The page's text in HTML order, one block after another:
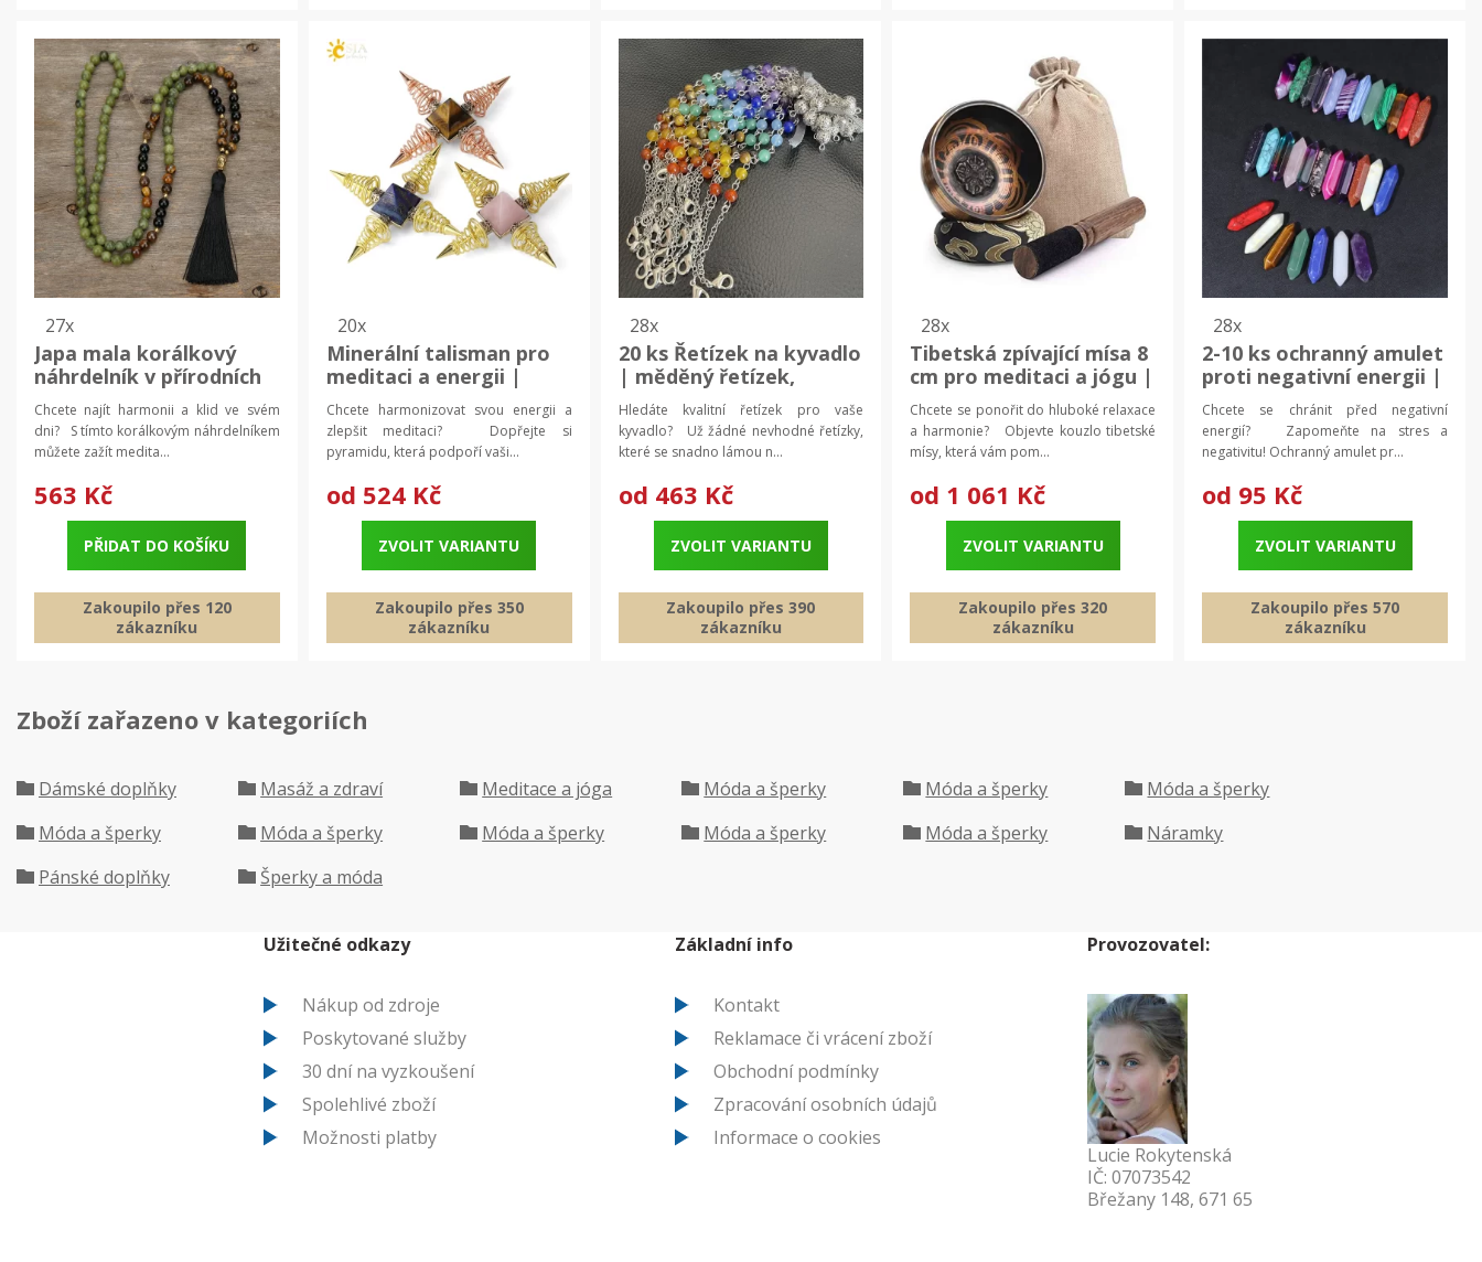
27x
Japa mala korálkový
náhrdelník v přírodních
barvách | modlitební
korále, mala náhrdelník
Chcete najít harmonii a klid ve svém
dni? S tímto korálkovým náhrdelníkem
můžete zažít medita...
563 Kč
PŘIDAT DO KOŠÍKU
Zakoupilo přes 120
zákazníku
20x
Minerální talisman pro
meditaci a energii |
přírodní kameny,
meditační pyramida
Chcete harmonizovat svou energii a
zlepšit meditaci? Dopřejte si
pyramidu, která podpoří vaši...
od 524 Kč
ZVOLIT VARIANTU
Zakoupilo přes 350
zákazníku
28x
20 ks Řetízek na kyvadlo
| měděný řetízek,
řetízek s karabinkou
Hledáte kvalitní řetízek pro vaše
kyvadlo? Už žádné nevhodné řetízky,
které se snadno lámou n...
od 463 Kč
ZVOLIT VARIANTU
Zakoupilo přes 390
zákazníku
28x
Tibetská zpívající mísa 8
cm pro meditaci a jógu |
zvuková terapie,
meditace
Chcete se ponořit do hluboké relaxace
a harmonie? Objevte kouzlo tibetské
mísy, která vám pom...
od 1 061 Kč
ZVOLIT VARIANTU
Zakoupilo přes 320
zákazníku
28x
2-10 ks ochranný amulet
proti negativní energii |
magický kámen
Chcete se chránit před negativní
energií? Zapomeňte na stres a
negativitu! Ochranný amulet pr...
od 95 Kč
ZVOLIT VARIANTU
Zakoupilo přes 570
zákazníku
Zboží zařazeno v kategoriích
Dámské doplňky Masáž a zdraví Meditace a jóga Móda a šperky Móda a šperky
Móda a šperky
Móda a šperky
Móda a šperky Móda a šperky Móda a šperky Móda a šperky
Náramky
Pánské doplňky
Šperky a móda
Užitečné odkazy
Nákup od zdroje
Poskytované služby
30 dní na vyzkoušení
Spolehlivé zboží
Možnosti platby
Základní info
Kontakt
Reklamace či vrácení zboží
Obchodní podmínky
Zpracování osobních údajů
Informace o cookies
Provozovatel:
Lucie Rokytenská
IČ: 07073542
Břežany 148, 671 65